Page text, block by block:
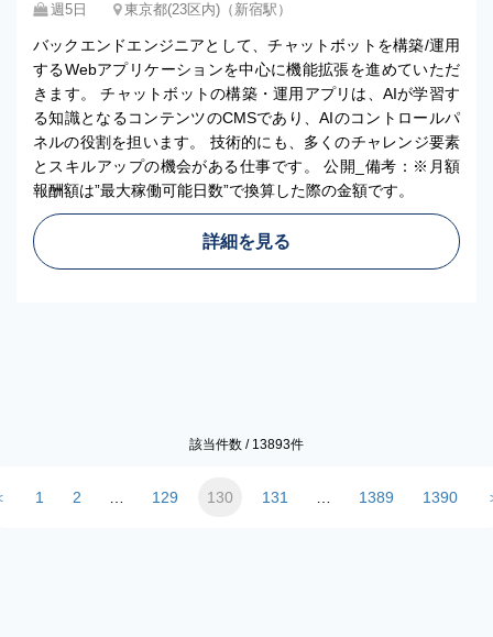
週5日
東京都(23区内)（新宿駅）
バックエンドエンジニアとして、チャットボットを構築/運用
するWebアプリケーションを中心に機能拡張を進めていただ
きます。 チャットボットの構築・運用アプリは、AIが学習す
る知識となるコンテンツのCMSであり、AIのコントロールパ
ネルの役割を担います。 技術的にも、多くのチャレンジ要素
とスキルアップの機会がある仕事です。 公開_備考：※月額
報酬額は”最大稼働可能日数”で換算した際の金額です。
詳細を見る
該当件数 / 13893件
1 2 129 130 131 1389 1390